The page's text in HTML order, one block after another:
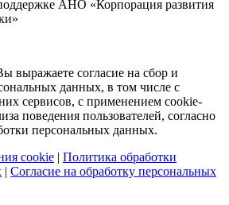
АНО «Корпорация развития
выражаете согласие на сбор и
данных, в том числе с
сервисов, с применением cookie-
поведения пользователей, согласно
персональных данных.
cookie | Политика обработки
| Согласие на обработку персональных